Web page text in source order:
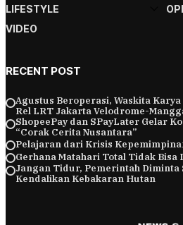
LIFESTYLE
VIDEO
RECENT POST
Agustus Beroperasi, Waskita
Rel LRT Jakarta Velodrome-
ShopeePay dan SPayLater Gelar
“Corak Cerita Nusantara”
Pelajaran dari Krisis
Gerhana Matahari Total Tidak
Jangan Tidur, Pemerintah
Kendalikan Kebakaran Hutan